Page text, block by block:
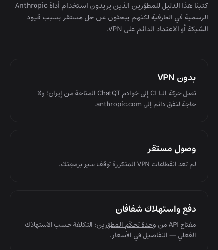
كتبنا هذا الدليل للمطوّرين الذين يريدون استخدام أداة Anthropic
الرسمية في الطرفية لكنهم يبحثون عن حل مستقر بسبب قيود
الشبكة أو الاعتماد الدائم على VPN.
بدون VPN
تصل حركة الـCLI إلى خوادم ChatQT المتاحة من إيران؛ ولا
حاجة لنفق دائم إلى anthropic.com.
وصول مستقر
لم تعد انقطاعات VPN المتكررة توقف سير برمجتك.
دفع واستهلاك شفافان
مفتاح API من وحدة تحكّم المطوّرين؛ التكلفة حسب الاستهلاك
الفعلي — التفاصيل فيالأسعار.